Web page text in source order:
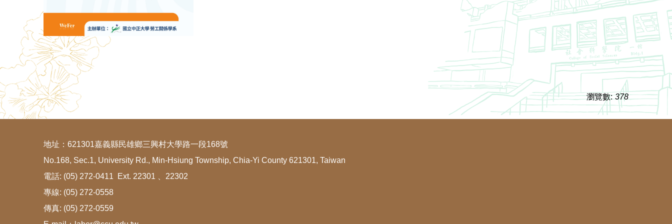
瀏覽數: 378
地址：621301嘉義縣民雄鄉三興村大學路一段168號
No.168, Sec.1, University Rd., Min-Hsiung Township, Chia-Yi County 621301, Taiwan
電話: (05) 272-0411 Ext. 22301 、22302
專線: (05) 272-0558
傳真: (05) 272-0559